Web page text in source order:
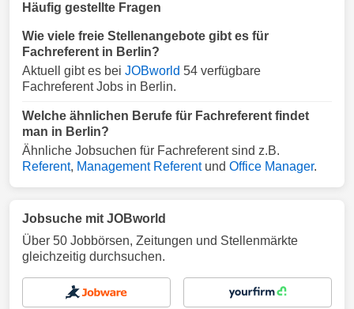
Häufig gestellte Fragen
Wie viele freie Stellenangebote gibt es für
Fachreferent in Berlin?
Aktuell gibt es bei JOBworld 54 verfügbare
Fachreferent Jobs in Berlin.
Welche ähnlichen Berufe für Fachreferent findet
man in Berlin?
Ähnliche Jobsuchen für Fachreferent sind z.B.
Referent, Management Referentund Office Manager.
Jobsuche mit JOBworld
Über 50 Jobbörsen, Zeitungen und Stellenmärkte
gleichzeitig durchsuchen.